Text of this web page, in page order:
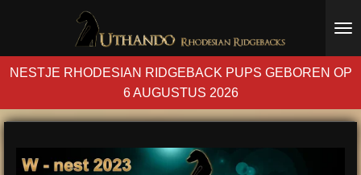
naar
de
NESTJE RHODESIAN RIDGEBACK PUPS GEBOREN OP
6 AUGUSTUS 2026